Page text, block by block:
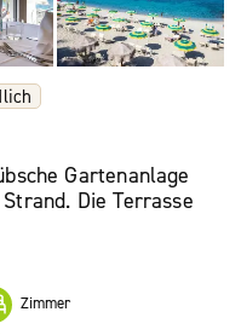
Gartenanlage
Die Terrasse
Zimmer